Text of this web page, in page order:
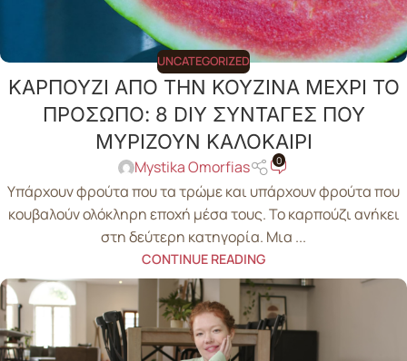
UNCATEGORIZED
ΚΑΡΠΟΥΖΙ ΑΠΟ ΤΗΝ ΚΟΥΖΙΝΑ ΜΕΧΡΙ ΤΟ
ΠΡΟΣΩΠΟ: 8 DIY ΣΥΝΤΑΓΕΣ ΠΟΥ
ΜΥΡΙΖΟΥΝ ΚΑΛΟΚΑΙΡΙ
Mystika Omorfias 0
Υπάρχουν φρούτα που τα τρώμε και υπάρχουν φρούτα που
κουβαλούν ολόκληρη εποχή μέσα τους. Το καρπούζι ανήκει
στη δεύτερη κατηγορία. Μια ...
CONTINUE READING